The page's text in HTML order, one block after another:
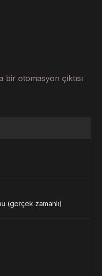
bir otomasyon çıktısı
(gerçek zamanlı)